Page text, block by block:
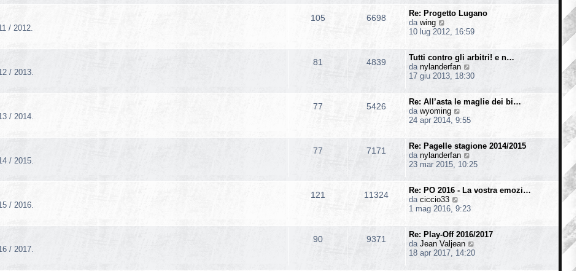
s
a
g
g
o
m
o
e
s
a
g
g
o
i
u
t
m
o
m
e
a
g
g
o
/ 2012.
105 6698
Re: Progetto Lugano
da wing
e
i
u
l
t
m
o
m
e
s
a
g
g
o
10 lug 2012, 16:59
/ 2013.
81 4839
Tutti contro gli arbitri! e n…
da nylanderfan
e
u
t
m
o
e
a
g
g
o
17 giu 2013, 18:30
/ 2014.
77 5426
Re: All’asta le maglie dei bi…
da wyoming
e
i
u
l
t
m
o
e
s
a
g
g
24 apr 2014, 9:55
/ 2015.
77 7171
Re: Pagelle stagione 2014/2015
da nylanderfan
e
u
t
m
o
m
e
23 mar 2015, 10:25
/ 2016.
121 11324
Re: PO 2016 - La vostra emozi…
da ciccio33
e
i
u
l
t
1 mag 2016, 9:23
/ 2017.
90 9371
Re: Play-Off 2016/2017
da Jean Valjean
e
18 apr 2017, 14:20